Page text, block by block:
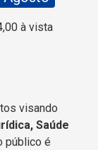
,00 à vista
visando
Saúde
público é